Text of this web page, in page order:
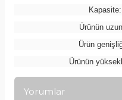
Ürünün
Ürün
Ürünün
Yorumlar